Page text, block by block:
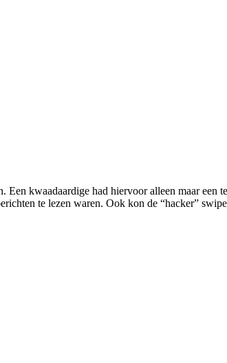
kwaadaardige had hiervoor alleen maar een
te lezen waren. Ook kon de “hacker”